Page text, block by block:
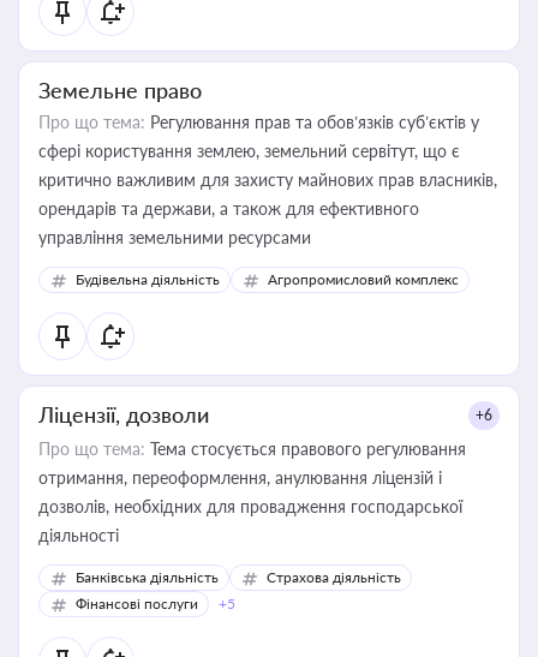
Земельне право
Про що тема: Регулювання прав та обов’язків суб’єктів у
сфері користування землею, земельний сервітут, що є
критично важливим для захисту майнових прав власників,
орендарів та держави, а також для ефективного
управління земельними ресурсами
Будівельна діяльність Агропромисловий комплекс
Ліцензії, дозволи +6
Про що тема: Тема стосується правового регулювання
отримання, переоформлення, анулювання ліцензій і
дозволів, необхідних для провадження господарської
діяльності
Банківська діяльність
Страхова діяльність
Фінансові послуги
+5